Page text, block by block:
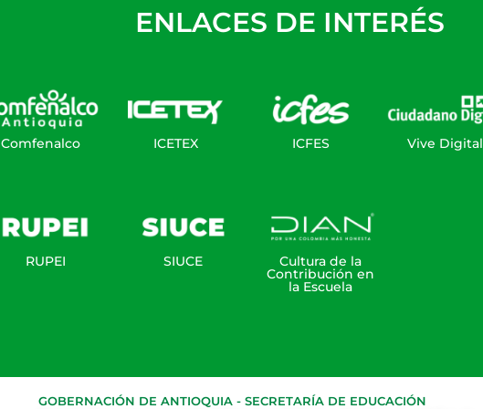
ENLACES DE INTERÉS
Comfenalco ICETEX ICFES Vive Digital
RUPEI SIUCE Cultura de la
Contribución en
la Escuela
GOBERNACIÓN DE ANTIOQUIA - SECRETARÍA DE EDUCACIÓN